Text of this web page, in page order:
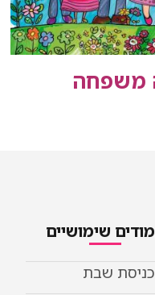
משפחה
שימושיים
כניסת שבת